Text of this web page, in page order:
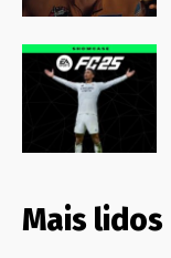
Mais lidos